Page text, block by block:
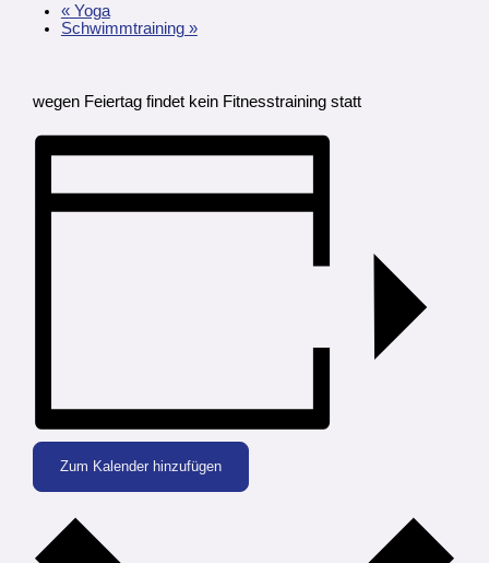
«Yoga
Schwimmtraining »
wegen Feiertag findet kein Fitnesstraining statt
Zum Kalender hinzufügen